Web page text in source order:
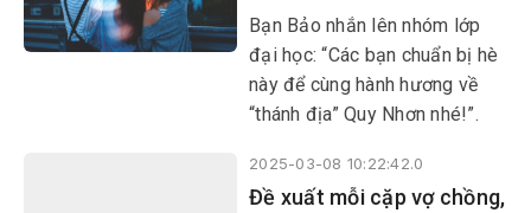
khó gọi tên.
Bạn Bảo nhắn lên nhóm lớp
đại học: “Các bạn chuẩn bị hè
này để cùng hành hương về
“thánh địa” Quy Nhơn nhé!”.
2025-03-08 10:22:42.0
Đề xuất mỗi cặp vợ chồng,